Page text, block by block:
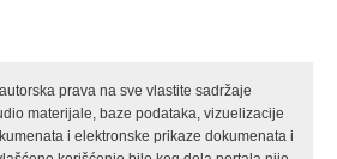
prava na sve vlastite sadržaje
materijale, baze podataka, vizuelizacije
i elektronske prikaze dokumenata i